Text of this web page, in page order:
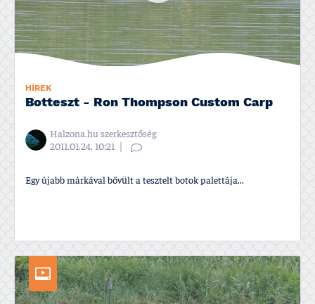
HÍREK
Botteszt - Ron Thompson Custom Carp
Halzona.hu szerkesztőség
2011.01.24, 10:21
Egy újabb márkával bővült a tesztelt botok palettája...